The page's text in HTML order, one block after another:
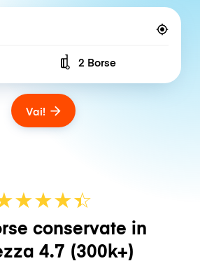
Number of bags
2 Borse
Vai!
★★★☆
★
conservate in
4.7 (300k+)